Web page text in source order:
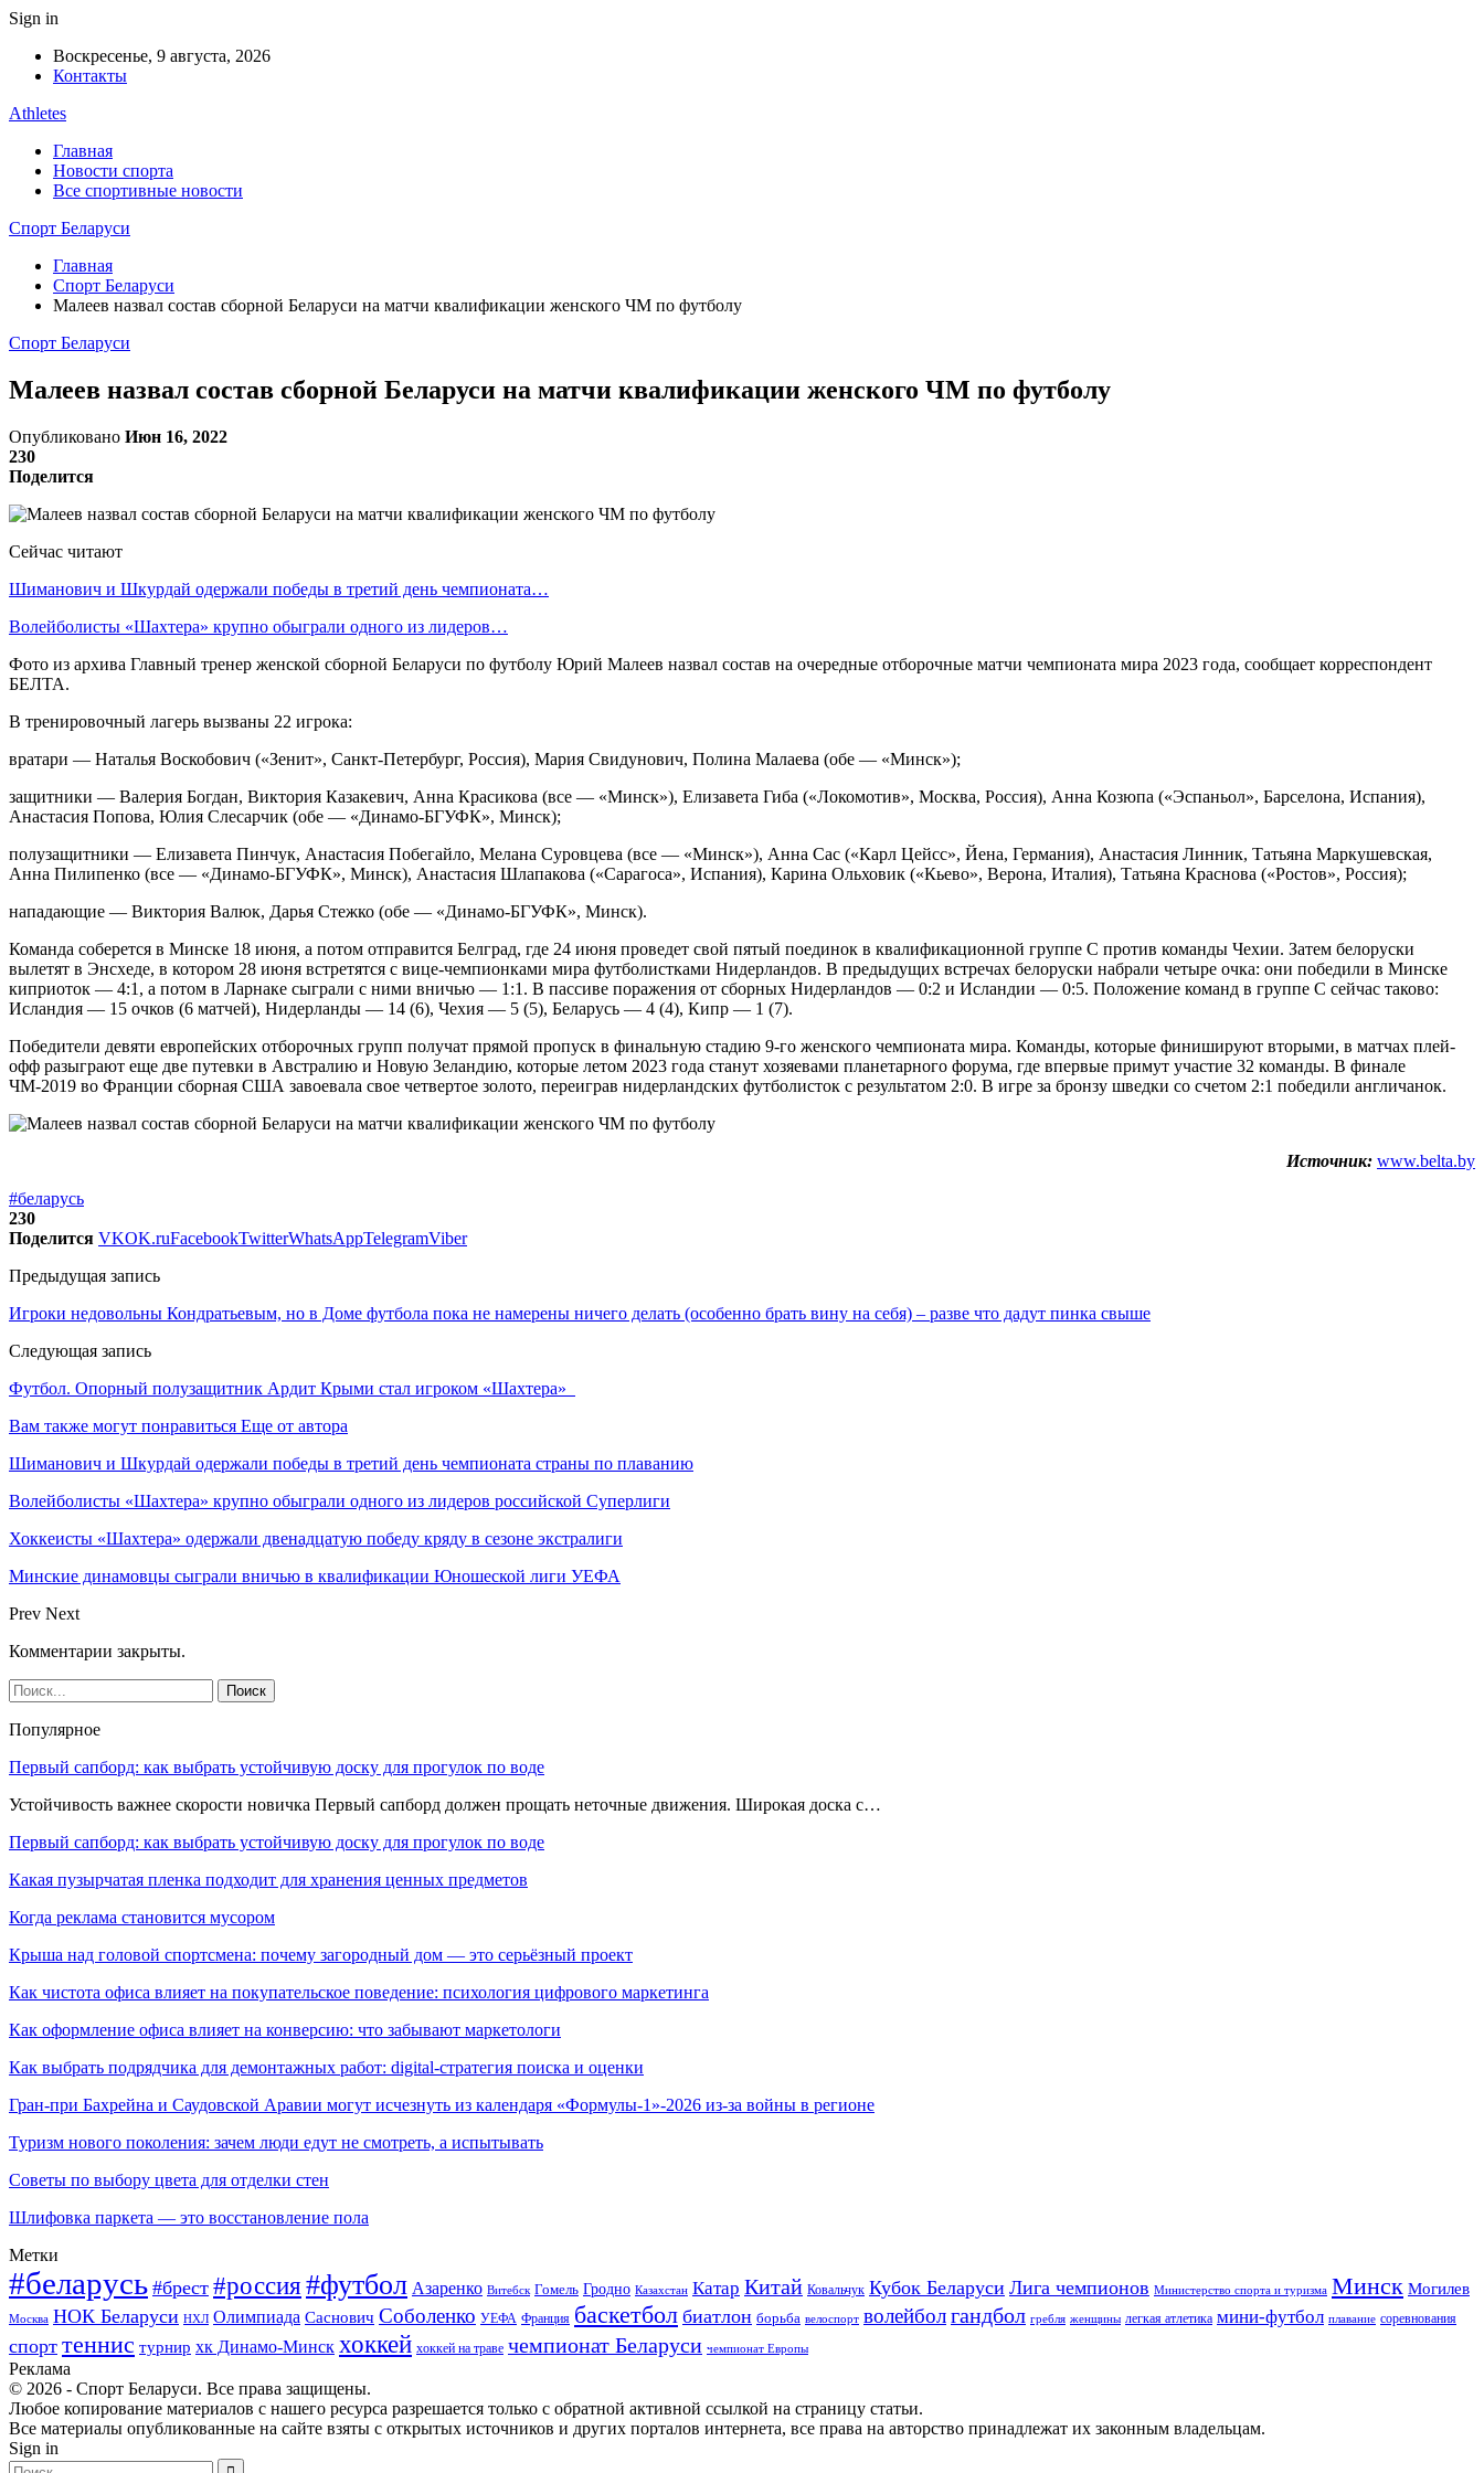
Sign in
Воскресенье, 9 августа, 2026
Контакты
Athletes
Главная
Новости спорта
Все спортивные новости
Спорт Беларуси
Главная
Спорт Беларуси
Малеев назвал состав сборной Беларуси на матчи квалификации женского ЧМ по футболу
Спорт Беларуси
Малеев назвал состав сборной Беларуси на матчи квалификации женского ЧМ по футболу
Опубликовано Июн 16, 2022
230
Поделится
Сейчас читают
Шиманович и Шкурдай одержали победы в третий день чемпионата…
Волейболисты «Шахтера» крупно обыграли одного из лидеров…
Фото из архива Главный тренер женской сборной Беларуси по футболу Юрий Малеев назвал состав на очередные отборочные матчи чемпионата мира 2023 года, сообщает корреспондент
БЕЛТА.
В тренировочный лагерь вызваны 22 игрока:
вратари — Наталья Воскобович («Зенит», Санкт-Петербург, Россия), Мария Свидунович, Полина Малаева (обе — «Минск»);
защитники — Валерия Богдан, Виктория Казакевич, Анна Красикова (все — «Минск»), Елизавета Гиба («Локомотив», Москва, Россия), Анна Козюпа («Эспаньол», Барселона, Испания),
Анастасия Попова, Юлия Слесарчик (обе — «Динамо-БГУФК», Минск);
полузащитники — Елизавета Пинчук, Анастасия Побегайло, Мелана Суровцева (все — «Минск»), Анна Сас («Карл Цейсс», Йена, Германия), Анастасия Линник, Татьяна Маркушевская,
Анна Пилипенко (все — «Динамо-БГУФК», Минск), Анастасия Шлапакова («Сарагоса», Испания), Карина Ольховик («Кьево», Верона, Италия), Татьяна Краснова («Ростов», Россия);
нападающие — Виктория Валюк, Дарья Стежко (обе — «Динамо-БГУФК», Минск).
Команда соберется в Минске 18 июня, а потом отправится Белград, где 24 июня проведет свой пятый поединок в квалификационной группе С против команды Чехии. Затем белоруски
вылетят в Энсхеде, в котором 28 июня встретятся с вице-чемпионками мира футболистками Нидерландов. В предыдущих встречах белоруски набрали четыре очка: они победили в Минске
киприоток — 4:1, а потом в Ларнаке сыграли с ними вничью — 1:1. В пассиве поражения от сборных Нидерландов — 0:2 и Исландии — 0:5. Положение команд в группе С сейчас таково:
Исландия — 15 очков (6 матчей), Нидерланды — 14 (6), Чехия — 5 (5), Беларусь — 4 (4), Кипр — 1 (7).
Победители девяти европейских отборочных групп получат прямой пропуск в финальную стадию 9-го женского чемпионата мира. Команды, которые финишируют вторыми, в матчах плей-
офф разыграют еще две путевки в Австралию и Новую Зеландию, которые летом 2023 года станут хозяевами планетарного форума, где впервые примут участие 32 команды. В финале
ЧМ-2019 во Франции сборная США завоевала свое четвертое золото, переиграв нидерландских футболисток с результатом 2:0. В игре за бронзу шведки со счетом 2:1 победили англичанок.
Источник: www.belta.by
#беларусь
230
Поделится VKOK.ruFacebookTwitterWhatsAppTelegramViber
Предыдущая запись
Игроки недовольны Кондратьевым, но в Доме футбола пока не намерены ничего делать (особенно брать вину на себя) – разве что дадут пинка свыше
Следующая запись
Футбол. Опорный полузащитник Ардит Крыми стал игроком «Шахтера»
Вам также могут понравиться Еще от автора
Шиманович и Шкурдай одержали победы в третий день чемпионата страны по плаванию
Волейболисты «Шахтера» крупно обыграли одного из лидеров российской Суперлиги
Хоккеисты «Шахтера» одержали двенадцатую победу кряду в сезоне экстралиги
Минские динамовцы сыграли вничью в квалификации Юношеской лиги УЕФА
Prev Next
Комментарии закрыты.
Популярное
Первый сапборд: как выбрать устойчивую доску для прогулок по воде
Устойчивость важнее скорости новичка Первый сапборд должен прощать неточные движения. Широкая доска с…
Первый сапборд: как выбрать устойчивую доску для прогулок по воде
Какая пузырчатая пленка подходит для хранения ценных предметов
Когда реклама становится мусором
Крыша над головой спортсмена: почему загородный дом — это серьёзный проект
Как чистота офиса влияет на покупательское поведение: психология цифрового маркетинга
Как оформление офиса влияет на конверсию: что забывают маркетологи
Как выбрать подрядчика для демонтажных работ: digital-стратегия поиска и оценки
Гран-при Бахрейна и Саудовской Аравии могут исчезнуть из календаря «Формулы-1»-2026 из-за войны в регионе
Туризм нового поколения: зачем люди едут не смотреть, а испытывать
Советы по выбору цвета для отделки стен
Шлифовка паркета — это восстановление пола
Метки
#беларусь #брест #россия#футбол Азаренко Витебск Гомель Гродно Казахстан Катар Китай Ковальчук Кубок Беларуси Лига чемпионов Министерство спорта и туризма Минск Могилев
Москва НОК Беларуси НХЛ Олимпиада Саснович Соболенко УЕФА Франция баскетбол биатлон борьба велоспорт волейболгандбол гребля женщины легкая атлетика мини-футбол плавание соревнования
спорт теннис турнир хк Динамо-Минск хоккей хоккей на траве чемпионат Беларуси чемпионат Европы
Реклама
© 2026 - Спорт Беларуси. Все права защищены.
Любое копирование материалов с нашего ресурса разрешается только с обратной активной ссылкой на страницу статьи.
Все материалы опубликованные на сайте взяты с открытых источников и других порталов интернета, все права на авторство принадлежат их законным владельцам.
Sign in